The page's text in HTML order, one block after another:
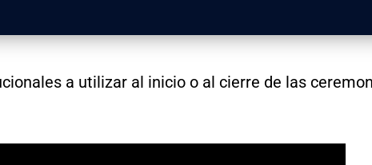
a utilizar al inicio o al cierre de las